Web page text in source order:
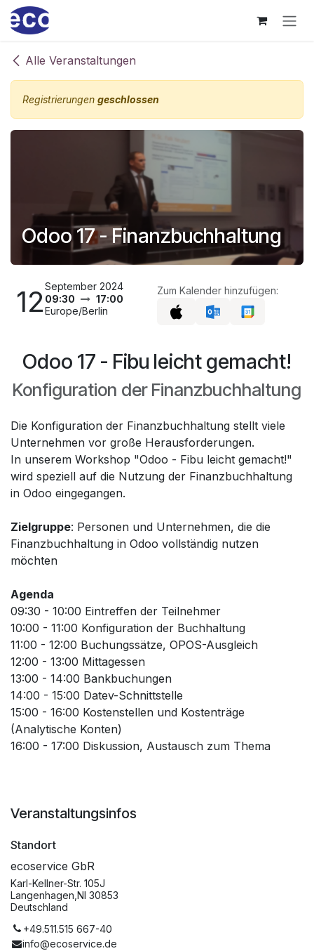
Zum Inhalt springen
Alle Veranstaltungen
Registrierungen geschlossen
Odoo 17 - Finanzbuchhaltung
12September 2024
09:30
17:00
Europe/Berlin
Zum Kalender hinzufügen:
Odoo 17 - Fibu leicht gemacht!
Konfiguration der Finanzbuchhaltung
Die Konfiguration der Finanzbuchhaltung stellt viele
Unternehmen vor große Herausforderungen.
In unserem Workshop "Odoo - Fibu leicht gemacht!"
wird speziell auf die Nutzung der Finanzbuchhaltung
in Odoo eingegangen.
Zielgruppe: Personen und Unternehmen, die die
Finanzbuchhaltung in Odoo vollständig nutzen
möchten
Agenda
09:30 - 10:00 Eintreffen der Teilnehmer
10:00 - 11:00 Konfiguration der Buchhaltung
11:00 - 12:00 Buchungssätze, OPOS-Ausgleich
12:00 - 13:00 Mittagessen
13:00 - 14:00 Bankbuchungen
14:00 - 15:00 Datev-Schnittstelle
15:00 - 16:00 Kostenstellen und Kostenträge
(Analytische Konten)
16:00 - 17:00 Diskussion, Austausch zum Thema
Veranstaltungsinfos
Standort
ecoservice GbR
Karl-Kellner-Str. 105J
Langenhagen,NI 30853
Deutschland
+49.511.515 667-40
info@ecoservice.de